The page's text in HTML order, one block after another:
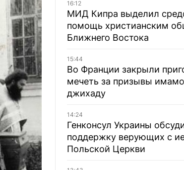
16:12
МИД Кипра выделил
помощь христианским
Ближнего Востока
15:44
Во Франции закрыли
мечеть за призывы
джихаду
14:24
Генконсул Украины
поддержку верующих с
Польской Церкви